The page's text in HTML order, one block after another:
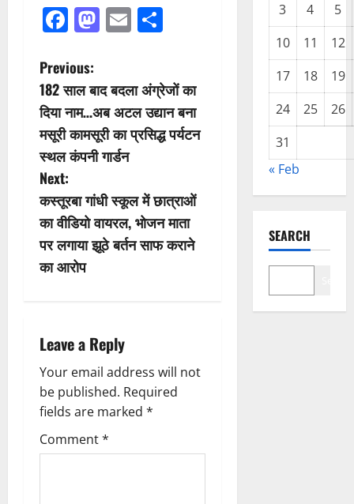
Facebook
Mastodon
Email
P
o
s
t
n
a
v
g
a
t
i
Previous:
182 साल बाद बदला अंग्रेजों का
दिया नाम…अब अटल उद्यान बना
मसूरी कामसूरी का प्रसिद्ध पर्यटन
स्थल कंपनी गार्डन
Next:
कस्तूरबा गांधी स्कूल में छात्राओं
का वीडियो वायरल, भोजन माता
पर लगाया झूठे बर्तन साफ कराने
का आरोप
Leave a Reply
Your email address will not
be published. Required
fields are marked *
Comment*
3 4
5
10
11
12
17
18
19
24
25
26
31
« Feb
SEARCH